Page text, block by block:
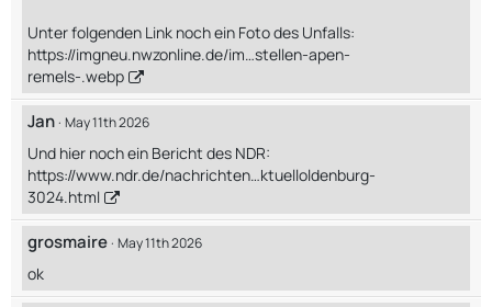
Unter folgenden Link noch ein Foto des Unfalls:
https://imgneu.nwzonline.de/im…stellen-apen-
remels-.webp
Jan May 11th 2026
Und hier noch ein Bericht des NDR:
https://www.ndr.de/nachrichten…ktuelloldenburg-
3024.html
grosmaire May 11th 2026
ok